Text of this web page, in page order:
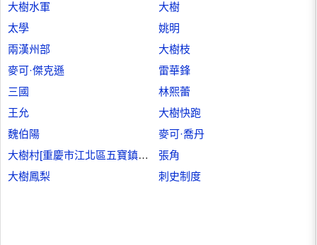
大樹水軍
大樹
太學
姚明
兩漢州部
大樹枝
麥可·傑克遜
雷華鋒
三國
林熙蕾
王允
大樹快跑
魏伯陽
麥可·喬丹
大樹村[重慶市江北區五寶鎮下轄村]
張角
大樹鳳梨
刺史制度